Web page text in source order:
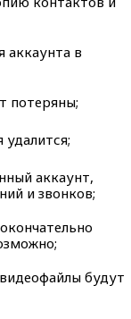
аккаунта в
потеряны;
аккаунт,
и звонков;
будут